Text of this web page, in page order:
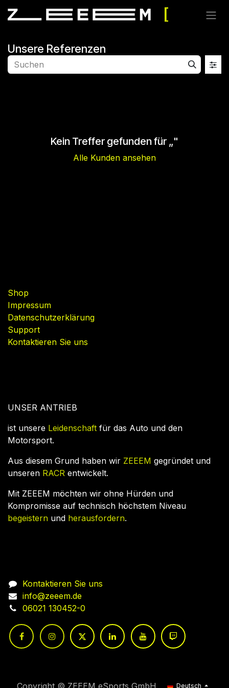
Unsere Referenzen
Kein Treffer gefunden für „"
Alle Kunden ansehen
Shop
Impressum
Datenschutzerklärung
Support
Kontaktieren Sie uns
UNSER ANTRIEB
ist unsere Leidenschaft für das Auto und den
Motorsport.
Aus diesem Grund haben wir ZEEEM gegründet und
unseren RACR entwickelt.
Mit ZEEEM möchten wir ohne Hürden und
Kompromisse auf technisch höchstem Niveau
begeistern und herausfordern.
Kontaktieren Sie uns
info@zeeem.de
06021 130452-0
Copyright © ZEEEM eSports GmbH Deutsch